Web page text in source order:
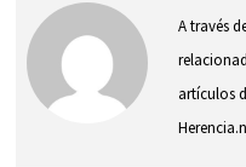
A través
artículos